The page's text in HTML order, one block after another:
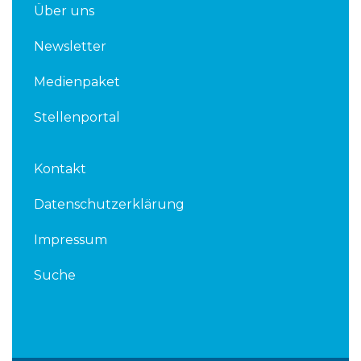
Über uns
Newsletter
Medienpaket
Stellenportal
Kontakt
Datenschutzerklärung
Impressum
Suche